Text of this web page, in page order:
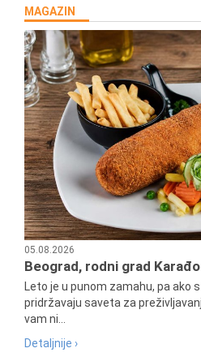
MAGAZIN
05.08.2026
Beograd, rodni grad
Leto je u punom zamahu, pa ako
pridržavaju saveta za
vam ni...
Detaljnije ›